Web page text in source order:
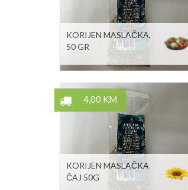
KORIJEN MASLAČKA,
50 GR
4,00 KM
KORIJEN MASLAČKA
ČAJ 50G